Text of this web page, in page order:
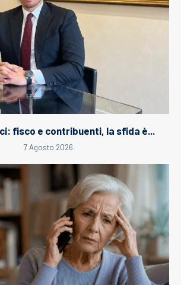
fisco e contribuenti, la sfida è...
7 Agosto 2026